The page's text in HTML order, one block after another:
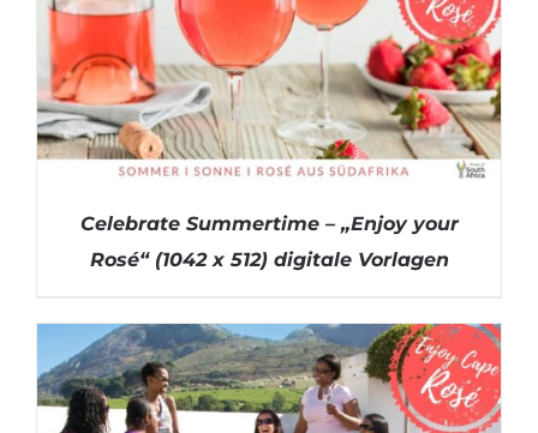
Celebrate Summertime – „Enjoy your
Rosé“ (1042 x 512) digitale Vorlagen